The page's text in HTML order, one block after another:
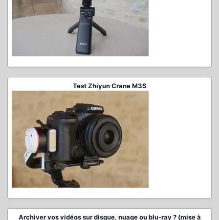
Test Zhiyun Crane M3S
Archiver vos vidéos sur disque, nuage ou blu-ray ? (mise à